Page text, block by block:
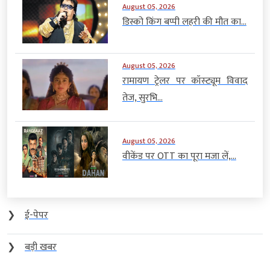
August 05, 2026
डिस्को किंग बप्पी लहरी की मौत का...
August 05, 2026
रामायण ट्रेलर पर कॉस्ट्यूम विवाद
तेज, सुरभि...
August 05, 2026
वीकेंड पर OTT का पूरा मजा लें,...
❯
ई-पेपर
❯
बड़ी खबर